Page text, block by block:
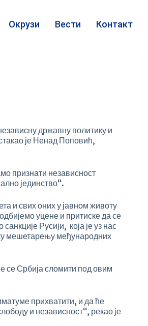
Окрузи Вести Контакт
државну политику и
је Ненад Поповић,
признати независност
јединство“.
и свих оних у јавном животу
уцене и притиске да се
Русији, која је уз нас
мешетарењу међународних
се Србија сломити под овим
прихватити, и да ће
и независност“, рекао је